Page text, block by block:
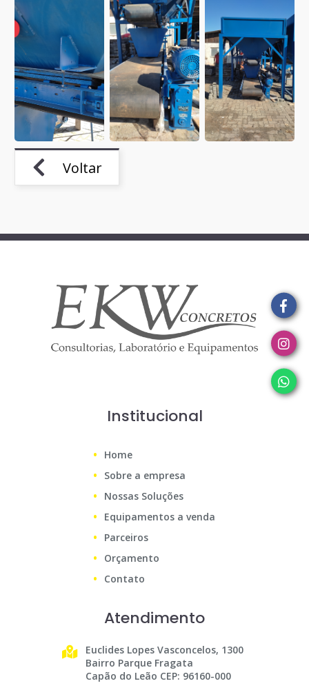
Voltar
Institucional
Home
Sobre a empresa
Nossas Soluções
Equipamentos a venda
Parceiros
Orçamento
Contato
Atendimento
Euclides Lopes Vasconcelos, 1300
Bairro Parque Fragata
Capão do Leão CEP: 96160-000